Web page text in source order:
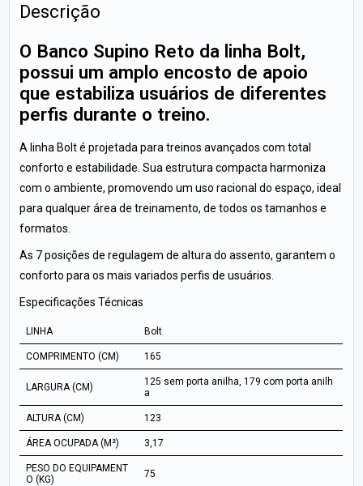
Descrição
O Banco Supino Reto da linha Bolt,
possui um amplo encosto de apoio
que estabiliza usuários de diferentes
perfis durante o treino.
A linha Bolt é projetada para treinos avançados com total
conforto e estabilidade. Sua estrutura compacta harmoniza
com o ambiente, promovendo um uso racional do espaço, ideal
para qualquer área de treinamento, de todos os tamanhos e
formatos.
As 7 posições de regulagem de altura do assento, garantem o
conforto para os mais variados perfis de usuários.
Especificações Técnicas
LINHA Bolt
COMPRIMENTO (CM) 165
LARGURA (CM)
125 sem porta anilha, 179 com porta anilh
a
ALTURA (CM) 123
ÁREA OCUPADA (M²) 3,17
PESO DO EQUIPAMENT
O (KG)
75